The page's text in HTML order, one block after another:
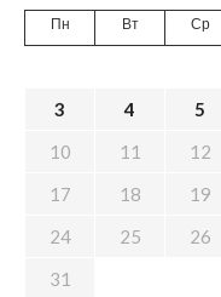
Пн Вт Ср
3
4 5
10
11 12
17
18 19
24
25 26
31